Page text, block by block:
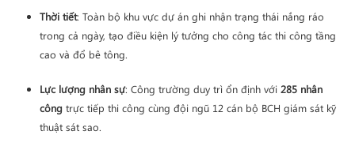
Thời tiết: Toàn bộ khu vực dự án ghi nhận trạng thái nắng ráo
trong cả ngày, tạo điều kiện lý tưởng cho công tác thi công tầng
cao và đổ bê tông.
Lực lượng nhân sự: Công trường duy trì ổn định với 285 nhân
công trực tiếp thi công cùng đội ngũ 12 cán bộ BCH giám sát kỹ
thuật sát sao.